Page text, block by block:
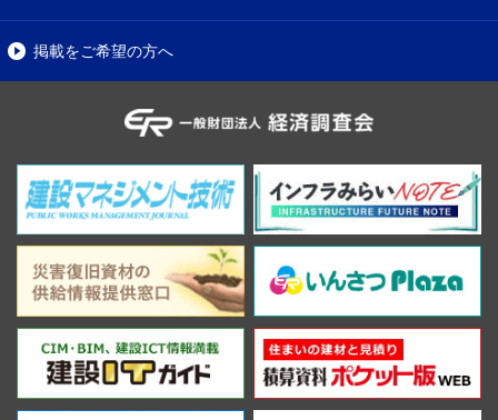
掲載をご希望の方へ